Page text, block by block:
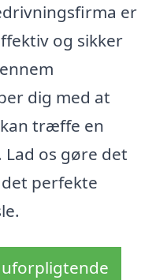
er
og sikker
dig med at
træffe en
os gøre det
perfekte